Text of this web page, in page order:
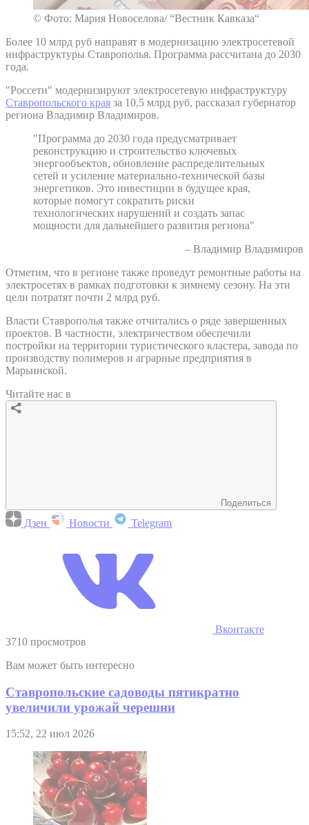
© Фото: Мария Новоселова/ “Вестник Кавказа“
Более 10 млрд руб направят в модернизацию электросетевой
инфраструктуры Ставрополья. Программа рассчитана до 2030
года.
"Россети" модернизируют электросетевую инфраструктуру
Ставропольского края за 10,5 млрд руб, рассказал губернатор
региона Владимир Владимиров.
"Программа до 2030 года предусматривает
реконструкцию и строительство ключевых
энергообъектов, обновление распределительных
сетей и усиление материально-технической базы
энергетиков. Это инвестиции в будущее края,
которые помогут сократить риски
технологических нарушений и создать запас
мощности для дальнейшего развития региона"
– Владимир Владимиров
Отметим, что в регионе также проведут ремонтные работы на
электросетях в рамках подготовки к зимнему сезону. На эти
цели потратят почти 2 млрд руб.
Власти Ставрополья также отчитались о ряде завершенных
проектов. В частности, электричеством обеспечили
постройки на территории туристического кластера, завода по
производству полимеров и аграрные предприятия в
Марьинской.
Читайте нас в
Поделиться
Дзен Новости Telegram
Вконтакте
3710 просмотров
Вам может быть интересно
Ставропольские садоводы пятикратно
увеличили урожай черешни
15:52, 22 июл 2026